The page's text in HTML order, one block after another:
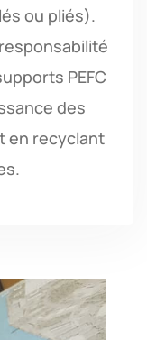
ou pliés).
PEFC
des
en recyclant